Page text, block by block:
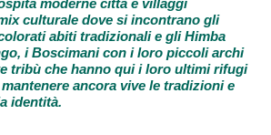
culturale dove si incontrano gli
abiti tradizionali e gli Himba
i Boscimani con i loro piccoli archi
tribù che hanno qui i loro ultimi rifugi
ancora vive le tradizioni e
identità.